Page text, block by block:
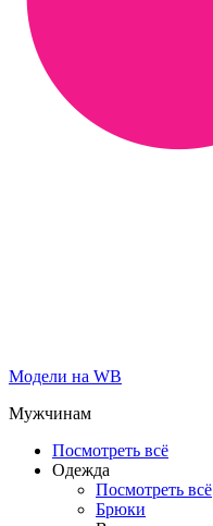
Модели на WB
Мужчинам
Посмотреть всё
Одежда
Посмотреть всё
Брюки